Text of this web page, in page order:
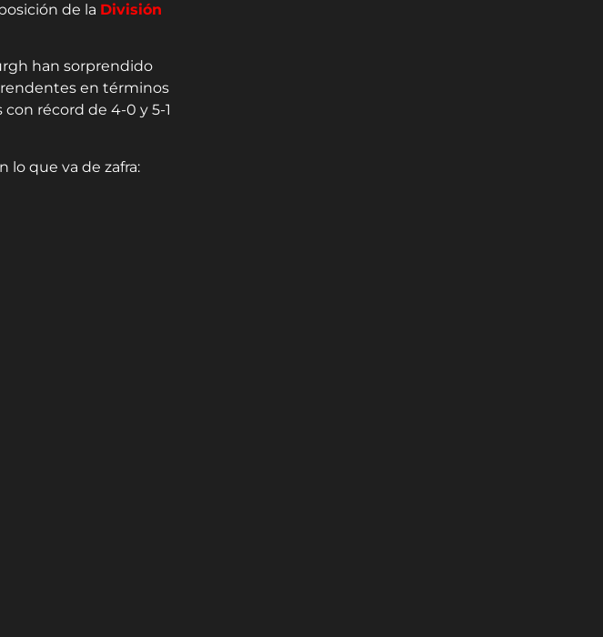
de la División
han sorprendido
en términos
récord de 4-0 y 5-1
lo que va de zafra: